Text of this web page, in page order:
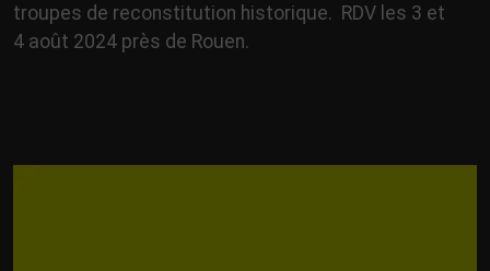
troupes de reconstitution historique. RDV les 3 et
4 août 2024 près de Rouen.